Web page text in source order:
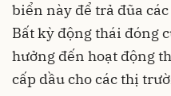
biển này để trả đũa
Bất kỳ động thái đóng
hưởng đến hoạt động
cấp dầu cho các thị